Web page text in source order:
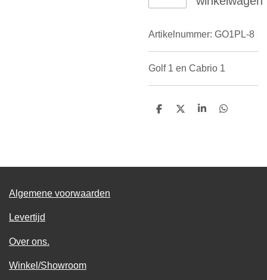
Artikelnummer: GO1PL-8
Golf 1 en Cabrio 1
D
D
S
D
Algemene voorwaarden
Levertijd
Over ons.
Winkel/Showroom